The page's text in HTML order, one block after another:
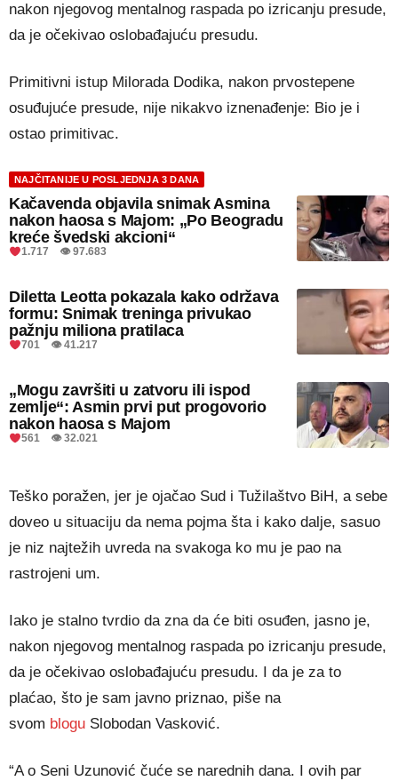
nakon njegovog mentalnog raspada po izricanju presude,
da je očekivao oslobađajuću presudu.
Primitivni istup Milorada Dodika, nakon prvostepene
osuđujuće presude, nije nikakvo iznenađenje: Bio je i
ostao primitivac.
NAJČITANIJE U POSLJEDNJA 3 DANA
Kačavenda objavila snimak Asmina
nakon haosa s Majom: „Po Beogradu
kreće švedski akcioni“
1.717 👁 97.683
Diletta Leotta pokazala kako održava
formu: Snimak treninga privukao
pažnju miliona pratilaca
701 👁 41.217
„Mogu završiti u zatvoru ili ispod
zemlje“: Asmin prvi put progovorio
nakon haosa s Majom
561 👁 32.021
Teško poražen, jer je ojačao Sud i Tužilaštvo BiH, a sebe
doveo u situaciju da nema pojma šta i kako dalje, sasuo
je niz najtežih uvreda na svakoga ko mu je pao na
rastrojeni um.
Iako je stalno tvrdio da zna da će biti osuđen, jasno je,
nakon njegovog mentalnog raspada po izricanju presude,
da je očekivao oslobađajuću presudu. I da je za to
plaćao, što je sam javno priznao, piše na
svom blogu Slobodan Vasković.
“A o Seni Uzunović čuće se narednih dana. I ovih par